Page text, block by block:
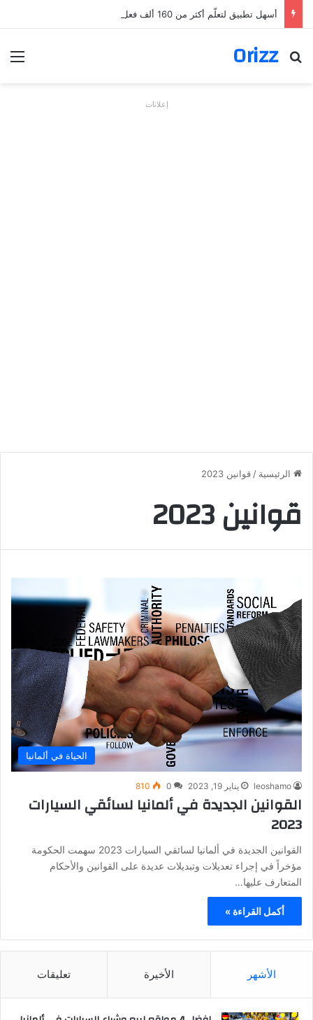
أسهل تطبيق لتعلّم أكثر من 160 ألف فعل بالألمانية
Orizz
بحث عن
إعلانات
الرئيسية / قوانين 2023
قوانين 2023
الحياة في ألمانيا
leoshamo يناير 19, 2023 0
810
القوانين الجديدة في ألمانيا لسائقي السيارات
2023
القوانين الجديدة في ألمانيا لسائقي السيارات 2023 سهمت الحكومة
مؤخراً في إجراء تعديلات وتبديلات عديدة على القوانين والأحكام
المتعارف عليها…
أكمل القراءة »
الأشهر الأخيرة تعليقات